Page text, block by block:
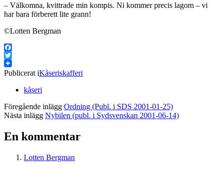
– Välkomna, kvittrade min kompis. Ni kommer precis lagom – vi
har bara förberett lite grann!
©Lotten Bergman
Facebook
Twitter
Publicerat iKåseriskafferi
kåseri
Föregående inlägg Ordning (Publ. i SDS 2001-01-25)
Nästa inlägg Nybilen (publ. i Sydsvenskan 2001-06-14)
En kommentar
Lotten Bergman